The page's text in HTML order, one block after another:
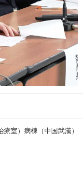
室）病棟（中国武漢）